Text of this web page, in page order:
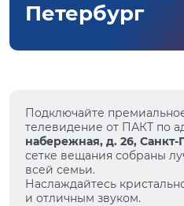
Петербург
Подключайте
телевидение от ПАКТ по
набережная, д. 26, Санкт-
сетке вещания собраны
всей семьи.
Наслаждайтесь
и отличным звуком.